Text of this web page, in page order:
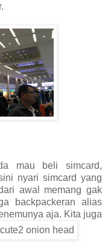
mau beli simcard,
nyari simcard yang
awal memang gak
backpackeran alias
aja. Kita juga